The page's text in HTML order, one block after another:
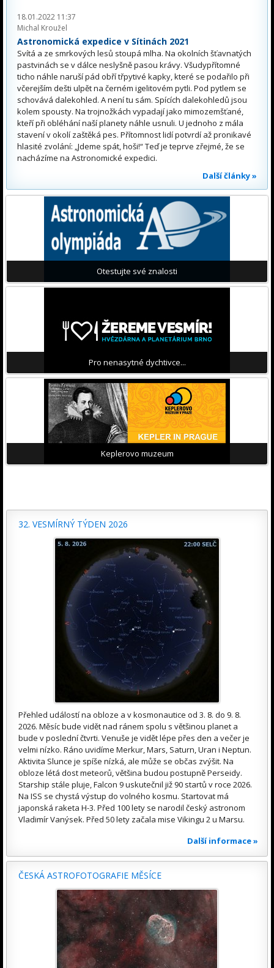
18.01.2022 11:37
Michal Kroužel
Astronomická expedice v Sítinách 2021
Svítá a ze smrkových lesů stoupá mlha. Na okolních šťavnatých
pastvinách se v dálce neslyšně pasou krávy. Všudypřítomné
ticho náhle naruší pád obří třpytivé kapky, které se podařilo při
včerejším dešti ulpět na černém igelitovém pytli. Pod pytlem se
schovává dalekohled. A není tu sám. Spících dalekohledů jsou
kolem spousty. Na trojnožkách vypadají jako mimozemšťané,
kteří při obléhání naší planety náhle usnuli. U jednoho z mála
stavení v okolí zaštěká pes. Přítomnost lidí potvrdí až pronikavé
hlasité zvolání: „Jdeme spát, hoši!“ Teď je teprve zřejmé, že se
nacházíme na Astronomické expedici.
Další články »
Otestujte své znalosti
Pro nenasytné dychtivce...
Keplerovo muzeum
32. VESMÍRNÝ TÝDEN 2026
Přehled událostí na obloze a v kosmonautice od 3. 8. do 9. 8.
2026. Měsíc bude vidět nad ránem spolu s většinou planet a
bude v poslední čtvrti. Venuše je vidět lépe přes den a večer je
velmi nízko. Ráno uvidíme Merkur, Mars, Saturn, Uran i Neptun.
Aktivita Slunce je spíše nízká, ale může se občas zvýšit. Na
obloze létá dost meteorů, většina budou postupně Perseidy.
Starship stále pluje, Falcon 9 uskutečnil již 90 startů v roce 2026.
Na ISS se chystá výstup do volného kosmu. Startovat má
japonská raketa H-3. Před 100 lety se narodil český astronom
Vladimír Vanýsek. Před 50 lety začala mise Vikingu 2 u Marsu.
Další informace »
ČESKÁ ASTROFOTOGRAFIE MĚSÍCE